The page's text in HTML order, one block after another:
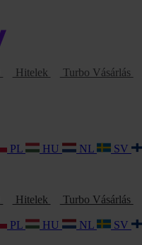
Hitelek Turbo Vásárlás
PL HU NL SV
Hitelek Turbo Vásárlás
PL HU NL SV